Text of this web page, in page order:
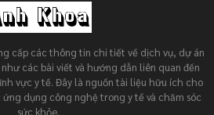
cấp các thông tin chi tiết về dịch vụ, dự án
các bài viết và hướng dẫn liên quan đến
vực y tế. Đây là nguồn tài liệu hữu ích cho
dụng công nghệ trong y tế và chăm sóc
sức khỏe.